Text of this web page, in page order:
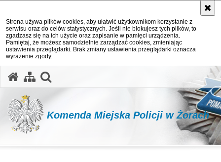
Strona używa plików cookies, aby ułatwić użytkownikom korzystanie z
serwisu oraz do celów statystycznych. Jeśli nie blokujesz tych plików, to
zgadzasz się na ich użycie oraz zapisanie w pamięci urządzenia.
Pamiętaj, że możesz samodzielnie zarządzać cookies, zmieniając
ustawienia przeglądarki. Brak zmiany ustawienia przeglądarki oznacza
wyrażenie zgody.
Komenda Miejska Policji w Żorach